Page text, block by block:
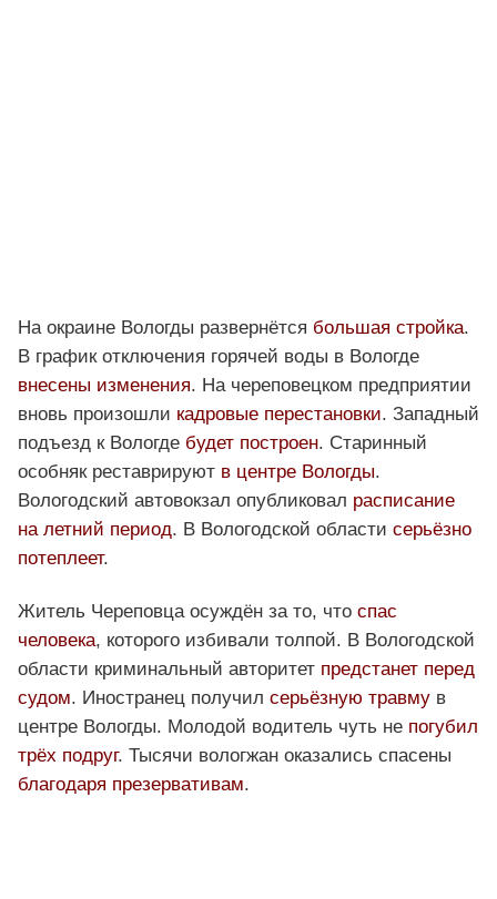
На окраине Вологды развернётся большая стройка.
В график отключения горячей воды в Вологде
внесены изменения. На череповецком предприятии
вновь произошли кадровые перестановки. Западный
подъезд к Вологде будет построен. Старинный
особняк реставрируют в центре Вологды.
Вологодский автовокзал опубликовал расписание
на летний период. В Вологодской области серьёзно
потеплеет.
Житель Череповца осуждён за то, что спас
человека, которого избивали толпой. В Вологодской
области криминальный авторитет предстанет перед
судом. Иностранец получил серьёзную травму в
центре Вологды. Молодой водитель чуть не погубил
трёх подруг. Тысячи вологжан оказались спасены
благодаря презервативам.